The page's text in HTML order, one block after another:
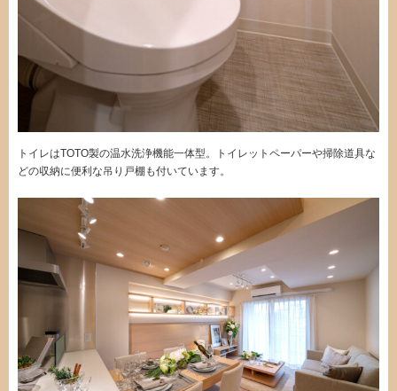
トイレはTOTO製の温水洗浄機能一体型。トイレットペーパーや掃除道具な
どの収納に便利な吊り戸棚も付いています。